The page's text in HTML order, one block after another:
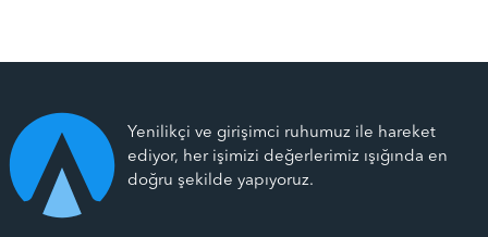
Yenilikçi ve girişimci ruhumuz ile hareket
ediyor, her işimizi değerlerimiz ışığında en
doğru şekilde yapıyoruz.